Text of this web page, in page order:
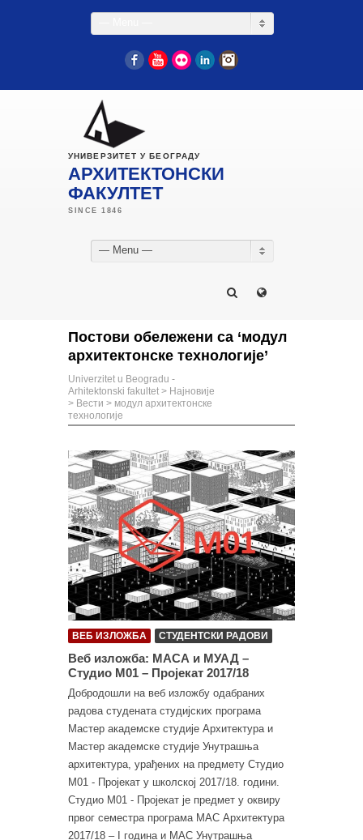
FacebookYouTube
Flickr LinkedIn
УНИВЕРЗИТЕТ У БЕОГРАДУ
АРХИТЕКТОНСКИ
ФАКУЛТЕТ
— Menu —
Постови обележени са ‘модул
архитектонске технологије’
Univerzitet u Beogradu -
Arhitektonski fakultet > Најновије
> Вести > модул архитектонске
технологије
ВЕБ ИЗЛОЖБА СТУДЕНТСКИ РАДОВИ
Веб изложба: МАСА и МУАД –
Студио М01 – Пројекат 2017/18
Добродошли на веб изложбу одабраних
радова студената студијских програма
Мастер академске студије Архитектура и
Мастер академске студије Унутрашња
архитектура, урађених на предмету Студио
М01 - Пројекат у школској 2017/18. години.
Студио М01 - Пројекат је предмет у оквиру
првог семестра програма МАС Архитектура
2017/18 – I година и МАС Унутрашња